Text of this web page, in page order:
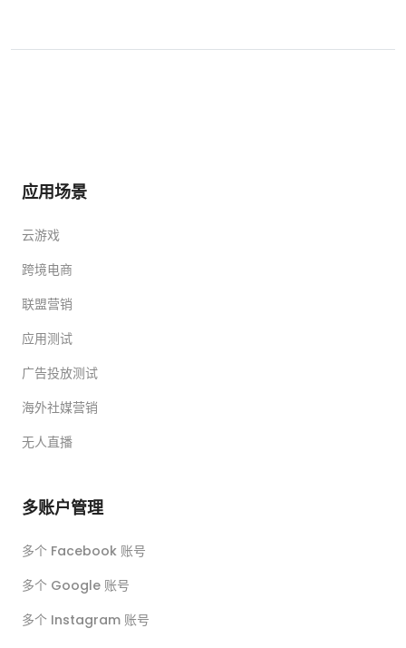
应用场景
云游戏
跨境电商
联盟营销
应用测试
广告投放测试
海外社媒营销
无人直播
多账户管理
多个 Facebook 账号
多个 Google 账号
多个 Instagram 账号